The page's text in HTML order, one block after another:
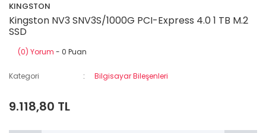
KINGSTON
Kingston NV3 SNV3S/1000G PCI-Express 4.0 1 TB M.2
SSD
(0) Yorum - 0 Puan
Kategori Bilgisayar Bileşenleri
9.118,80 TL